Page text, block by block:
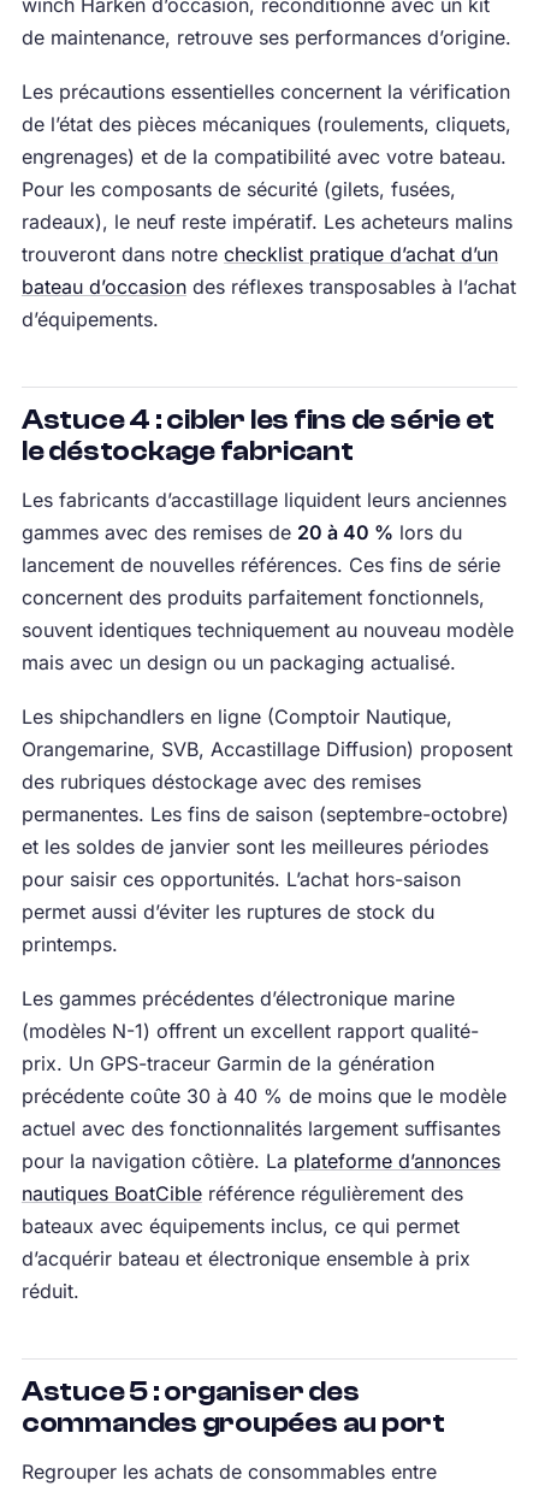
winch Harken d’occasion, reconditionné avec un kit
de maintenance, retrouve ses performances d’origine.
Les précautions essentielles concernent la vérification
de l’état des pièces mécaniques (roulements, cliquets,
engrenages) et de la compatibilité avec votre bateau.
Pour les composants de sécurité (gilets, fusées,
radeaux), le neuf reste impératif. Les acheteurs malins
trouveront dans notre checklist pratique d’achat d’un
bateau d’occasiondes réflexes transposables à l’achat
d’équipements.
Astuce 4 : cibler les fins de série et
le déstockage fabricant
Les fabricants d’accastillage liquident leurs anciennes
gammes avec des remises de 20 à 40 % lors du
lancement de nouvelles références. Ces fins de série
concernent des produits parfaitement fonctionnels,
souvent identiques techniquement au nouveau modèle
mais avec un design ou un packaging actualisé.
Les shipchandlers en ligne (Comptoir Nautique,
Orangemarine, SVB, Accastillage Diffusion) proposent
des rubriques déstockage avec des remises
permanentes. Les fins de saison (septembre-octobre)
et les soldes de janvier sont les meilleures périodes
pour saisir ces opportunités. L’achat hors-saison
permet aussi d’éviter les ruptures de stock du
printemps.
Les gammes précédentes d’électronique marine
(modèles N-1) offrent un excellent rapport qualité-
prix. Un GPS-traceur Garmin de la génération
précédente coûte 30 à 40 % de moins que le modèle
actuel avec des fonctionnalités largement suffisantes
pour la navigation côtière. La plateforme d’annonces
nautiques BoatCibleréférence régulièrement des
bateaux avec équipements inclus, ce qui permet
d’acquérir bateau et électronique ensemble à prix
réduit.
Astuce 5 : organiser des
commandes groupées au port
Regrouper les achats de consommables entre